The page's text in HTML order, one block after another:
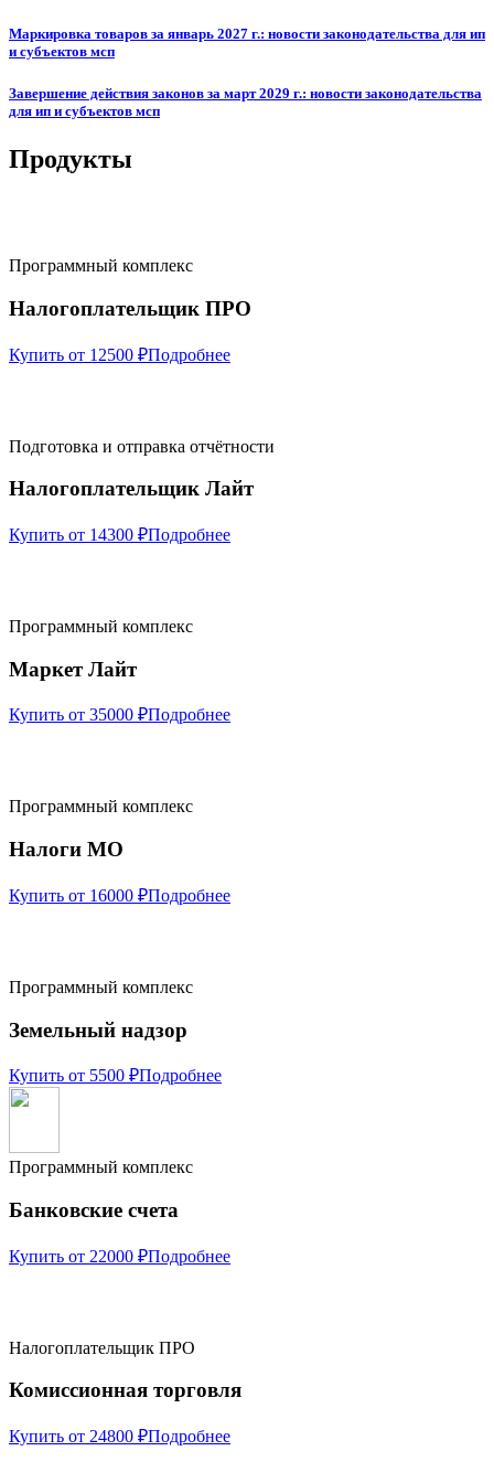
Маркировка товаров за январь 2027 г.: новости законодательства для ип
и субъектов мсп
Завершение действия законов за март 2029 г.: новости законодательства
для ип и субъектов мсп
Продукты
Программный комплекс
Налогоплательщик ПРО
Купить от 12500 ₽Подробнее
Подготовка и отправка отчётности
Налогоплательщик Лайт
Купить от 14300 ₽Подробнее
Программный комплекс
Маркет Лайт
Купить от 35000 ₽Подробнее
Программный комплекс
Налоги МО
Купить от 16000 ₽Подробнее
Программный комплекс
Земельный надзор
Купить от 5500 ₽Подробнее
Программный комплекс
Банковские счета
Купить от 22000 ₽Подробнее
Налогоплательщик ПРО
Комиссионная торговля
Купить от 24800 ₽Подробнее